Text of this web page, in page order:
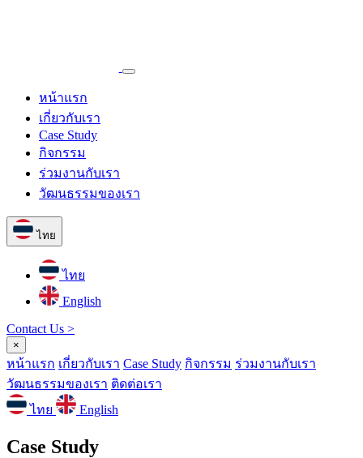
หน้าแรก
เกี่ยวกับเรา
Case Study
กิจกรรม
ร่วมงานกับเรา
วัฒนธรรมของเรา
ไทย
ไทย
English
Contact Us >
×
หน้าแรก เกี่ยวกับเรา Case Study กิจกรรม ร่วมงานกับเรา
วัฒนธรรมของเรา ติดต่อเรา
ไทย
English
Case Study